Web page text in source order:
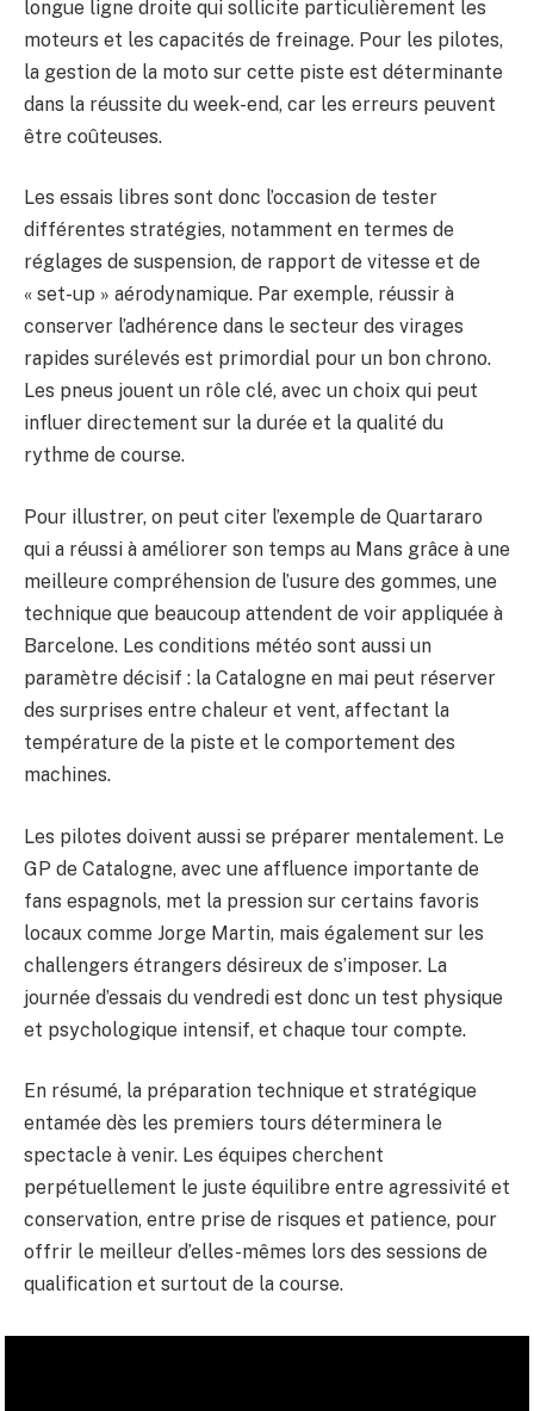
longue ligne droite qui sollicite particulièrement les
moteurs et les capacités de freinage. Pour les pilotes,
la gestion de la moto sur cette piste est déterminante
dans la réussite du week-end, car les erreurs peuvent
être coûteuses.
Les essais libres sont donc l’occasion de tester
différentes stratégies, notamment en termes de
réglages de suspension, de rapport de vitesse et de
« set-up » aérodynamique. Par exemple, réussir à
conserver l’adhérence dans le secteur des virages
rapides surélevés est primordial pour un bon chrono.
Les pneus jouent un rôle clé, avec un choix qui peut
influer directement sur la durée et la qualité du
rythme de course.
Pour illustrer, on peut citer l’exemple de Quartararo
qui a réussi à améliorer son temps au Mans grâce à une
meilleure compréhension de l’usure des gommes, une
technique que beaucoup attendent de voir appliquée à
Barcelone. Les conditions météo sont aussi un
paramètre décisif : la Catalogne en mai peut réserver
des surprises entre chaleur et vent, affectant la
température de la piste et le comportement des
machines.
Les pilotes doivent aussi se préparer mentalement. Le
GP de Catalogne, avec une affluence importante de
fans espagnols, met la pression sur certains favoris
locaux comme Jorge Martin, mais également sur les
challengers étrangers désireux de s’imposer. La
journée d’essais du vendredi est donc un test physique
et psychologique intensif, et chaque tour compte.
En résumé, la préparation technique et stratégique
entamée dès les premiers tours déterminera le
spectacle à venir. Les équipes cherchent
perpétuellement le juste équilibre entre agressivité et
conservation, entre prise de risques et patience, pour
offrir le meilleur d’elles-mêmes lors des sessions de
qualification et surtout de la course.